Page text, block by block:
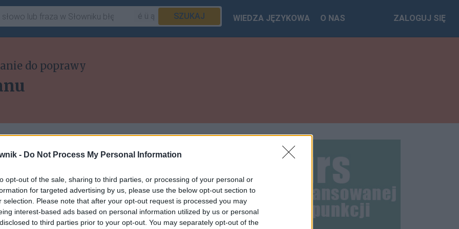
- Do Not Process My Personal Information
opt-out of the sale, sharing to third parties, or processing of your personal or
for targeted advertising by us, please use the below opt-out section to
selection. Please note that after your opt-out request is processed you may
interest-based ads based on personal information utilized by us or personal
to third parties prior to your opt-out. You may separately opt-out of the
SZUKAJ WIEDZA JĘZYKOWA O NAS ZALOGUJ SIĘ
do poprawy
Opisujemy go w artykule
który. Tutaj zaś przyjrzymy się jednemu
zaimek
artykułów w Słowniku